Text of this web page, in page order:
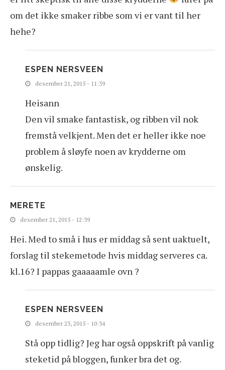
om det ikke smaker ribbe som vi er vant til her
hehe?
ESPEN NERSVEEN
desember 21, 2015 - 11:39
Heisann
Den vil smake fantastisk, og ribben vil nok
fremstå velkjent. Men det er heller ikke noe
problem å sløyfe noen av krydderne om
ønskelig.
MERETE
desember 21, 2015 - 12:39
Hei. Med to små i hus er middag så sent uaktuelt,
forslag til stekemetode hvis middag serveres ca.
kl.16? I pappas gaaaaamle ovn ?
ESPEN NERSVEEN
desember 23, 2015 - 10:34
Stå opp tidlig? Jeg har også oppskrift på vanlig
steketid på bloggen, funker bra det og.